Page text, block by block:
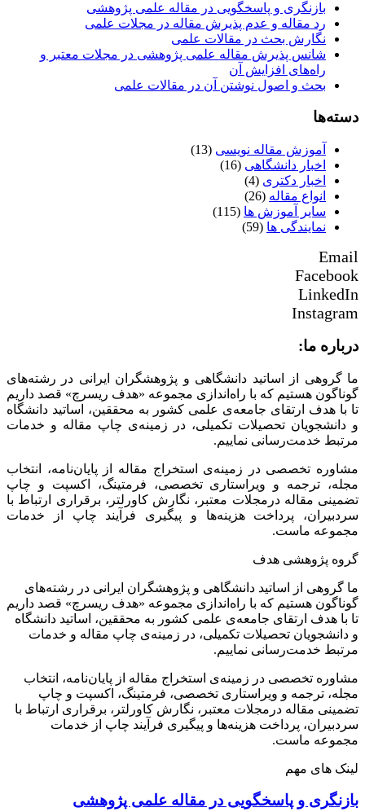
بازنگری و پاسخگویی در مقاله علمی پژوهشی
رد مقاله و عدم پذیرش مقاله در مجلات علمی
نگارش بحث در مقالات علمی
شانس پذیرش مقاله علمی پژوهشی در مجلات معتبر و
راه‌های افزایش آن
بحث و اصول نوشتن آن در مقالات علمی
دسته‌ها
آموزش مقاله نویسی (13)
اخبار دانشگاهی (16)
اخبار دکتری (4)
انواع مقاله (26)
سایر آموزش ها (115)
نمایندگی ها (59)
Email
Facebook
LinkedIn
Instagram
درباره ما:
ما گروهی از اساتید دانشگاهی و پژوهشگران ایرانی در رشته‌های
گوناگون هستیم که با راه‌اندازی مجموعه «هدف ریسرچ» قصد داریم
تا با هدف ارتقای جامعه‌ی علمی کشور به محققین، اساتید دانشگاه
و دانشجویان تحصیلات تکمیلی، در زمینه‌ی چاپ مقاله و خدمات
مرتبط خدمت‌رسانی نماییم.
مشاوره تخصصی در زمینه‌ی استخراج مقاله از پایان‌نامه، انتخاب
مجله، ترجمه و ویراستاری تخصصی، فرمتینگ، اکسپت و چاپ
تضمینی مقاله درمجلات معتبر، نگارش کاورلتر، برقراری ارتباط با
سردبیران، پرداخت هزینه‌ها و پیگیری فرآیند چاپ از خدمات
مجموعه ماست.
گروه پژوهشی هدف
ما گروهی از اساتید دانشگاهی و پژوهشگران ایرانی در رشته‌های
گوناگون هستیم که با راه‌اندازی مجموعه «هدف ریسرچ» قصد داریم
تا با هدف ارتقای جامعه‌ی علمی کشور به محققین، اساتید دانشگاه
و دانشجویان تحصیلات تکمیلی، در زمینه‌ی چاپ مقاله و خدمات
مرتبط خدمت‌رسانی نماییم.
مشاوره تخصصی در زمینه‌ی استخراج مقاله از پایان‌نامه، انتخاب
مجله، ترجمه و ویراستاری تخصصی، فرمتینگ، اکسپت و چاپ
تضمینی مقاله درمجلات معتبر، نگارش کاورلتر، برقراری ارتباط با
سردبیران، پرداخت هزینه‌ها و پیگیری فرآیند چاپ از خدمات
مجموعه ماست.
لینک های مهم
بازنگری و پاسخگویی در مقاله علمی پژوهشی